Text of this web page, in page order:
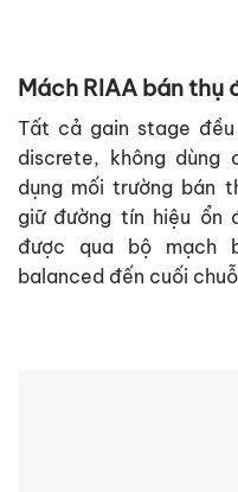
Mách RIAA bán thụ
Tất cả gain stage
discrete, không dùng
dụng mối trường bán
giữ đường tín hiệu ổn
được qua bộ mạch
balanced đến cuối